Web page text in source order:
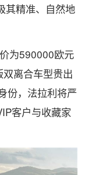
其精准、自然地
为590000欧元
双离合车型贵出
份，法拉利将严
客户与收藏家